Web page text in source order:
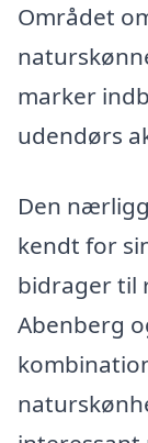
Området
marker
udendørs
Den
kendt for
bidrager til
Abenberg